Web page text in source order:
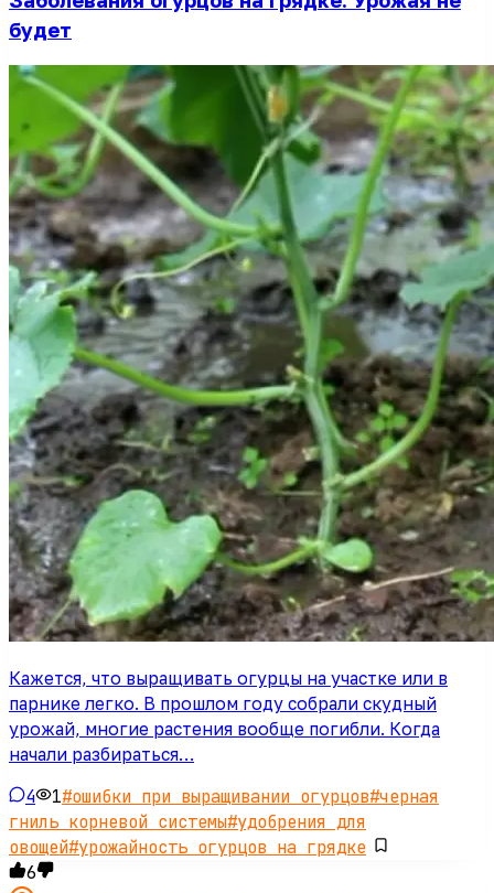
будет
Кажется, что выращивать огурцы на участке или в
парнике легко. В прошлом году собрали скудный
урожай, многие растения вообще погибли. Когда
начали разбираться…
4 1#ошибки при выращивании огурцов#черная
гниль корневой системы#удобрения для
овощей#урожайность огурцов на грядке
6